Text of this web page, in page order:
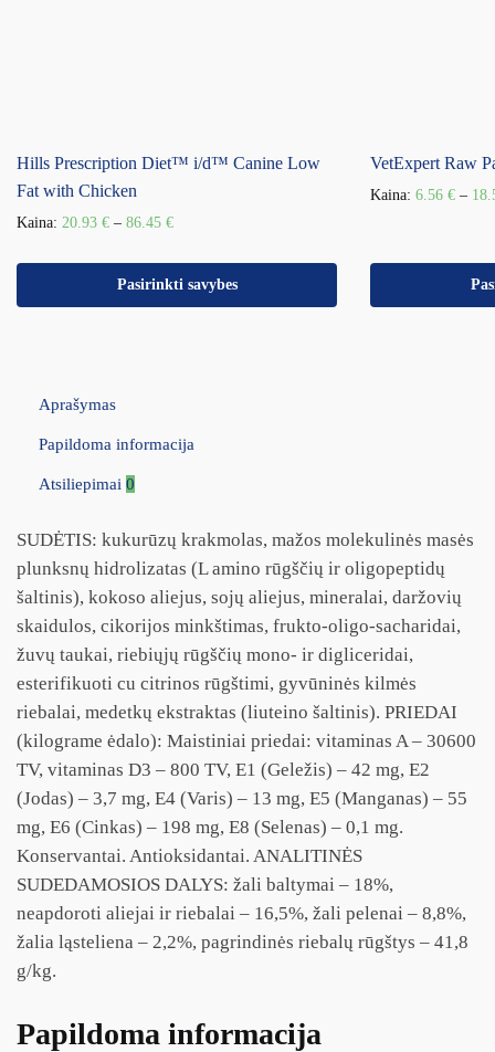
Hills Prescription Diet™ i/d™ Canine Low
Fat with Chicken
Kaina: 20.93 € – 86.45 €
Pasirinkti savybes
VetExpert Raw
Kaina: 6.56 € –
Aprašymas
Papildoma informacija
Atsiliepimai 0
SUDĖTIS: kukurūzų krakmolas, mažos molekulinės masės
plunksnų hidrolizatas (L amino rūgščių ir oligopeptidų
šaltinis), kokoso aliejus, sojų aliejus, mineralai, daržovių
skaidulos, cikorijos minkštimas, frukto-oligo-sacharidai,
žuvų taukai, riebiųjų rūgščių mono- ir digliceridai,
esterifikuoti cu citrinos rūgštimi, gyvūninės kilmės
riebalai, medetkų ekstraktas (liuteino šaltinis). PRIEDAI
(kilograme ėdalo): Maistiniai priedai: vitaminas A – 30600
TV, vitaminas D3 – 800 TV, E1 (Geležis) – 42 mg, E2
(Jodas) – 3,7 mg, E4 (Varis) – 13 mg, E5 (Manganas) – 55
mg, E6 (Cinkas) – 198 mg, E8 (Selenas) – 0,1 mg.
Konservantai. Antioksidantai. ANALITINĖS
SUDEDAMOSIOS DALYS: žali baltymai – 18%,
neapdoroti aliejai ir riebalai – 16,5%, žali pelenai – 8,8%,
žalia ląsteliena – 2,2%, pagrindinės riebalų rūgštys – 41,8
g/kg.
Papildoma informacija